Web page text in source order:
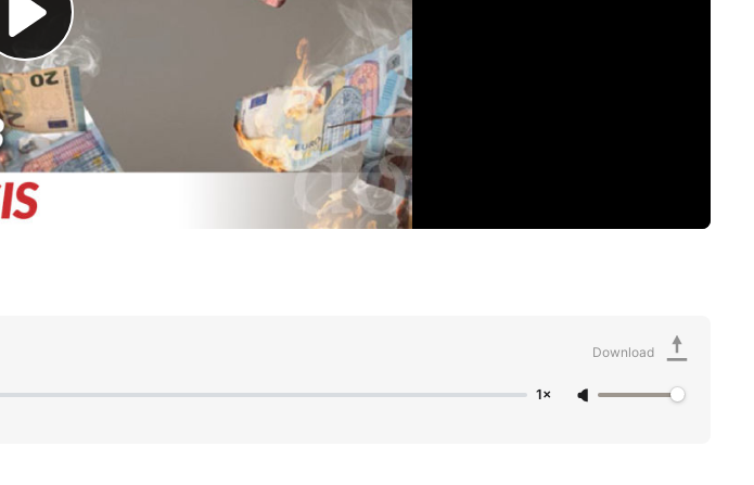
1×
Download